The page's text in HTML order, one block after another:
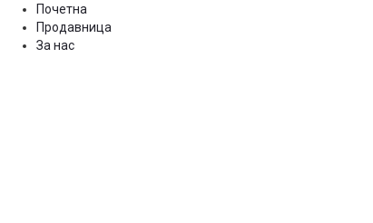
Почетна
Продавница
За нас